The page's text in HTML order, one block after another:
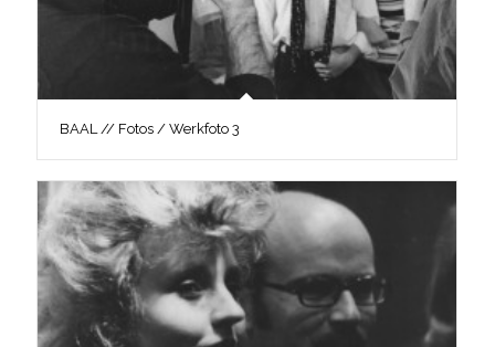
BAAL // Fotos / Werkfoto 3